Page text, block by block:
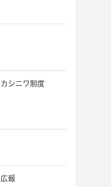
カシニワ制度
広報